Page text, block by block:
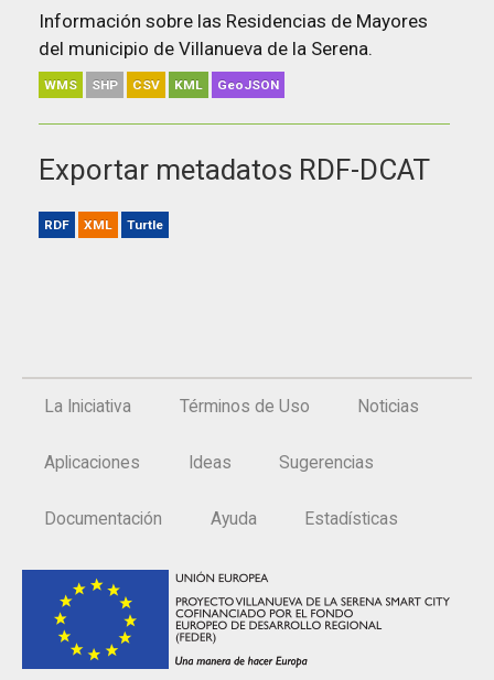
Información sobre las Residencias de Mayores
del municipio de Villanueva de la Serena.
WMS SHP CSV KML GeoJSON
Exportar metadatos RDF-DCAT
RDF XML Turtle
La Iniciativa Términos de Uso Noticias
Aplicaciones Ideas Sugerencias
Documentación Ayuda Estadísticas